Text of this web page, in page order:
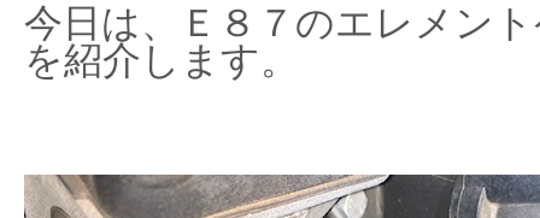
今日は、Ｅ８７のエレメン
を紹介します。